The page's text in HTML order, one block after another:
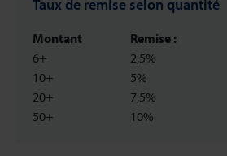
Taux de remise selon quantité
Montant
6+
10+
20+
50+
Remise :
2,5%
5%
7,5%
10%